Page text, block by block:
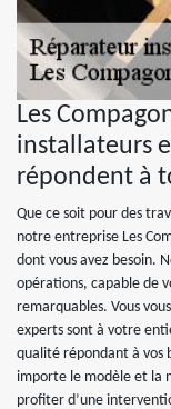
Les
installateurs
répondent à
Que ce soit pour des
notre entreprise Les
dont vous avez besoin.
opérations, capable de
remarquables. Vous
experts sont à votre
qualité répondant à vos
importe le modèle et la
profiter d’une